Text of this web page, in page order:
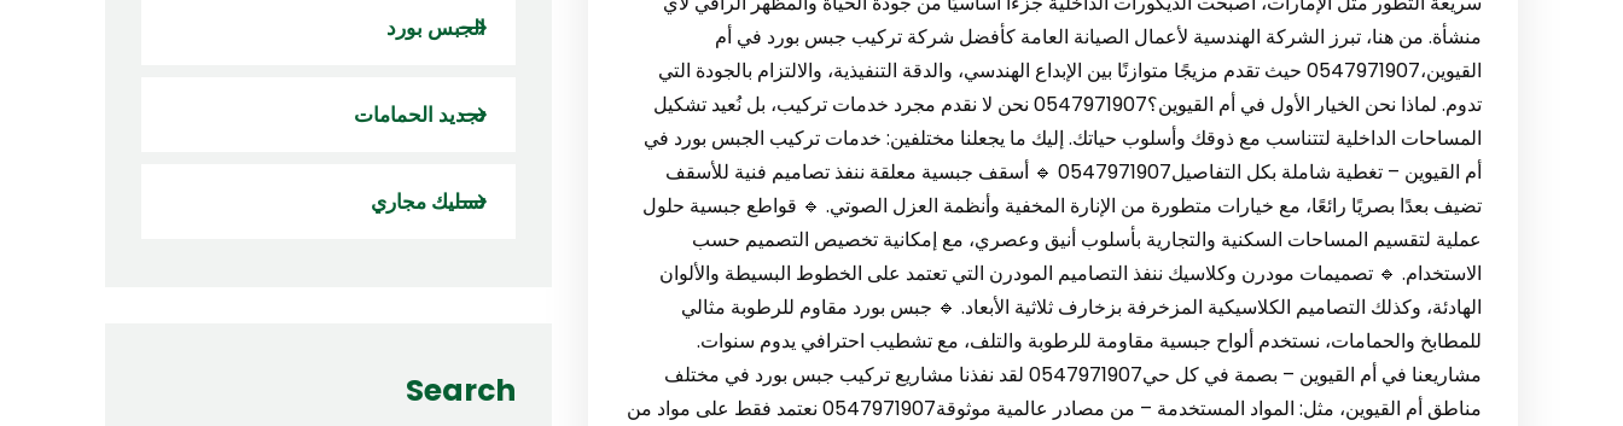
منشأة. من هنا، تبرز الشركة الهندسية لأعمال الصيانة العامة كأفضل شركة تركيب جبس بورد في أم
القيوين،0547971907 حيث تقدم مزيجًا متوازنًا بين الإبداع الهندسي، والدقة التنفيذية، والالتزام بالجودة التي
تدوم. لماذا نحن الخيار الأول في أم القيوين؟0547971907 نحن لا نقدم مجرد خدمات تركيب، بل نُعيد تشكيل
المساحات الداخلية لتتناسب مع ذوقك وأسلوب حياتك. إليك ما يجعلنا مختلفين: خدمات تركيب الجبس بورد في
أم القيوين – تغطية شاملة بكل التفاصيل0547971907 🔹 أسقف جبسية معلقة ننفذ تصاميم فنية للأسقف
تضيف بعدًا بصريًا رائعًا، مع خيارات متطورة من الإنارة المخفية وأنظمة العزل الصوتي. 🔹 قواطع جبسية حلول
عملية لتقسيم المساحات السكنية والتجارية بأسلوب أنيق وعصري، مع إمكانية تخصيص التصميم حسب
الاستخدام. 🔹 تصميمات مودرن وكلاسيك ننفذ التصاميم المودرن التي تعتمد على الخطوط البسيطة والألوان
الهادئة، وكذلك التصاميم الكلاسيكية المزخرفة بزخارف ثلاثية الأبعاد. 🔹 جبس بورد مقاوم للرطوبة مثالي
للمطابخ والحمامات، نستخدم ألواح جبسية مقاومة للرطوبة والتلف، مع تشطيب احترافي يدوم سنوات.
مشاريعنا في أم القيوين – بصمة في كل حي0547971907 لقد نفذنا مشاريع تركيب جبس بورد في مختلف
مناطق أم القيوين، مثل: المواد المستخدمة – من مصادر عالمية موثوقة0547971907 نعتمد فقط على مواد من
الجبس بورد
تجديد الحمامات
تسليك مجاري
Search